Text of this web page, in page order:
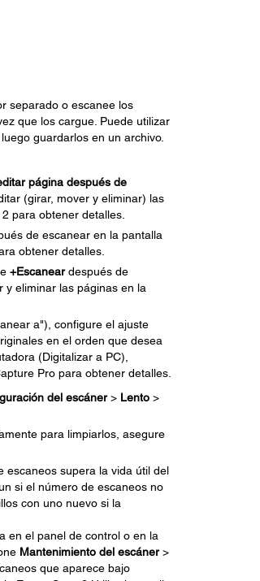
separado o escanee los
que los cargue. Puede utilizar
guardarlos en un archivo.
página después de
(girar, mover y eliminar) las
para obtener detalles.
de escanear en la pantalla
obtener detalles.
+Escaneardespués de
y eliminar las páginas en la
a"), configure el ajuste
en el orden que desea
(Digitalizar a PC),
Pro para obtener detalles.
del escáner> Lento>
para limpiarlos, asegure
escaneos supera la vida útil del
si el número de escaneos no
con uno nuevo si la
en el panel de control o en la
Mantenimiento del escáner>
que aparece bajo